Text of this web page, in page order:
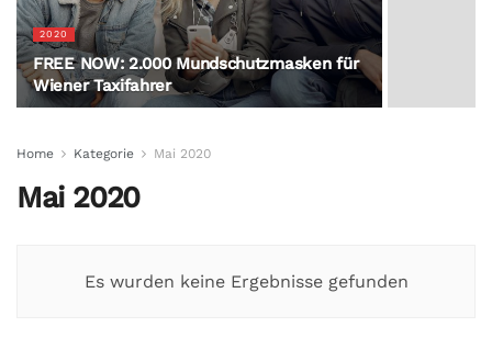
2020
FREE NOW: 2.000 Mundschutzmasken für
Wiener Taxifahrer
Home Kategorie Mai 2020
Mai 2020
Es wurden keine Ergebnisse gefunden